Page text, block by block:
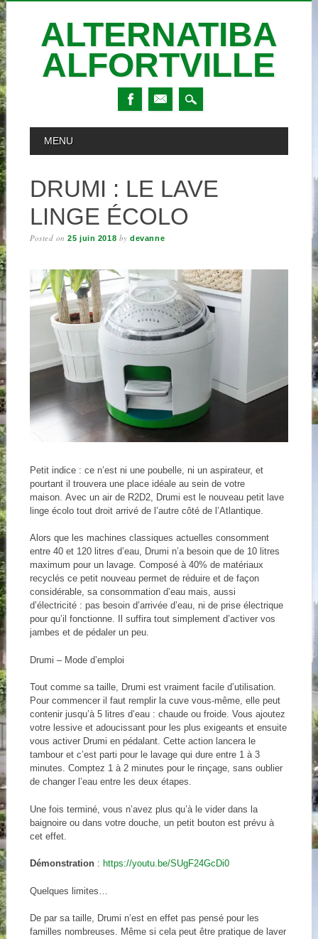
ALTERNATIBA
ALFORTVILLE
MAIN MENU
MENU
DRUMI : LE LAVE
LINGE ÉCOLO
Posted on25 juin 2018 bydevanne
Petit indice : ce n’est ni une poubelle, ni un aspirateur, et
pourtant il trouvera une place idéale au sein de votre
maison. Avec un air de R2D2, Drumi est le nouveau petit lave
linge écolo tout droit arrivé de l’autre côté de l’Atlantique.
Alors que les machines classiques actuelles consomment
entre 40 et 120 litres d’eau, Drumi n’a besoin que de 10 litres
maximum pour un lavage. Composé à 40% de matériaux
recyclés ce petit nouveau permet de réduire et de façon
considérable, sa consommation d’eau mais, aussi
d’électricité : pas besoin d’arrivée d’eau, ni de prise électrique
pour qu’il fonctionne. Il suffira tout simplement d’activer vos
jambes et de pédaler un peu.
Drumi – Mode d’emploi
Tout comme sa taille, Drumi est vraiment facile d’utilisation.
Pour commencer il faut remplir la cuve vous-même, elle peut
contenir jusqu’à 5 litres d’eau : chaude ou froide. Vous ajoutez
votre lessive et adoucissant pour les plus exigeants et ensuite
vous activer Drumi en pédalant. Cette action lancera le
tambour et c’est parti pour le lavage qui dure entre 1 à 3
minutes. Comptez 1 à 2 minutes pour le rinçage, sans oublier
de changer l’eau entre les deux étapes.
Une fois terminé, vous n’avez plus qu’à le vider dans la
baignoire ou dans votre douche, un petit bouton est prévu à
cet effet.
Démonstration: https://youtu.be/SUgF24GcDi0
Quelques limites…
De par sa taille, Drumi n’est en effet pas pensé pour les
familles nombreuses. Même si cela peut être pratique de laver